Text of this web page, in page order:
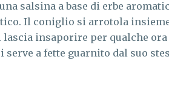
salsina a base di erbe
Il coniglio si arrotola insieme
insaporire per qualche
a fette guarnito dal suo